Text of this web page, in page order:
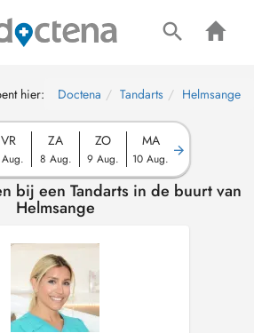
hier: Doctena Tandarts Helmsange
VR ZA
8 Aug.
ZO
9 Aug.
MA
10 Aug.
bij een Tandarts in de buurt van
Helmsange